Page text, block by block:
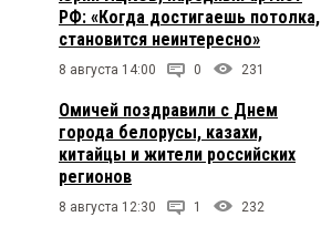
РФ: «Когда достигаешь потолка,
становится неинтересно»
8 августа 14:00 0 231
Омичей поздравили с Днем
города белорусы, казахи,
китайцы и жители российских
регионов
8 августа 12:30 1 232